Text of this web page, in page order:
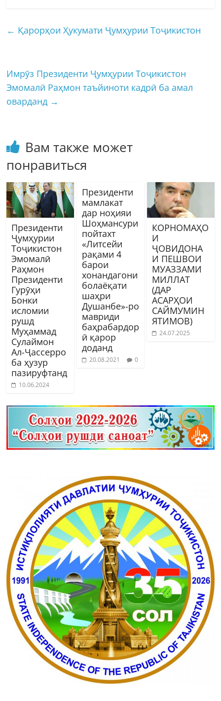
← Қарорҳои Ҳукумати Ҷумҳурии Тоҷикистон
Имрӯз Президенти Ҷумҳурии Тоҷикистон
Эмомалӣ Раҳмон таъйиноти кадрӣ ба амал
оварданд →
Вам также может
понравиться
Президенти
Ҷумҳурии
Тоҷикистон
Эмомалӣ
Раҳмон
Президенти
Гурӯҳи
Бонки
исломии
рушд
Муҳаммад
Сулаймон
Ал-Ҷассерро
ба ҳузур
пазируфтанд
10.06.2024
Президенти
мамлакат
дар ноҳияи
Шоҳмансури
пойтахт
«Литсейи
рақами 4
барои
хонандагони
болаёқати
шаҳри
Душанбе»-ро
мавриди
баҳрабардор
ӣ қарор
доданд
20.08.2021 0
КОРНОМАҲО
И
ҶОВИДОНА
И ПЕШВОИ
МУАЗЗАМИ
МИЛЛАТ
(ДАР
АСАРҲОИ
САЙМУМИН
ЯТИМОВ)
24.07.2025